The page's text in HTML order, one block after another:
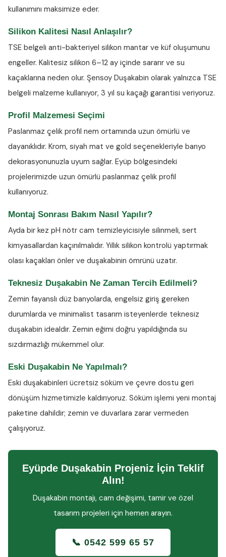
kullanımını maksimize eder.
Silikon Kalitesi Nasıl Anlaşılır?
TSE belgeli anti-bakteriyel silikon mantar ve küf oluşumunu
engeller. Kalitesiz silikon 6–12 ay içinde sararır ve su
kaçaklarına neden olur. Şensoy Duşakabin olarak yalnızca TSE
belgeli malzeme kullanıyor, 3 yıl su kaçağı garantisi veriyoruz.
Profil Malzemesi Seçimi
Paslanmaz çelik profil nem ortamında uzun ömürlü ve
dayanıklıdır. Krom, siyah mat ve gold seçenekleriyle banyo
dekorasyonunuzla uyum sağlar. Eyüp bölgesindeki
projelerimizde uzun ömürlü paslanmaz çelik profil
kullanıyoruz.
Montaj Sonrası Bakım Nasıl Yapılır?
Ayda bir kez pH nötr cam temizleyicisiyle silinmeli, sert
kimyasallardan kaçınılmalıdır. Yıllık silikon kontrolü yaptırmak
olası kaçakları önler ve duşakabinin ömrünü uzatır.
Teknesiz Duşakabin Ne Zaman Tercih Edilmeli?
Zemin fayanslı düz banyolarda, engelsiz giriş gereken
durumlarda ve minimalist tasarım isteyenlerde teknesiz
duşakabin idealdir. Zemin eğimi doğru yapıldığında su
sızdırmazlığı mükemmel olur.
Eski Duşakabin Ne Yapılmalı?
Eski duşakabinleri ücretsiz söküm ve çevre dostu geri
dönüşüm hizmetimizle kaldırıyoruz. Söküm işlemi yeni montaj
paketine dahildir; zemin ve duvarlara zarar vermeden
çalışıyoruz.
Eyüpde Duşakabin Projeniz İçin Teklif
Alın!
Duşakabin montajı, cam değişimi, tamir ve özel
tasarım projeleri için hemen arayın.
📞 0542 599 65 57